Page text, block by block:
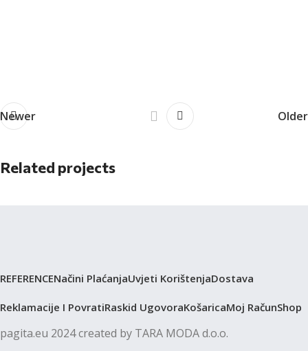
Newer Older
Related projects
REFERENCENačini PlaćanjaUvjeti KorištenjaDostava
Reklamacije I PovratiRaskid UgovoraKošaricaMoj RačunShop
pagita.eu 2024 created by TARA MODA d.o.o.